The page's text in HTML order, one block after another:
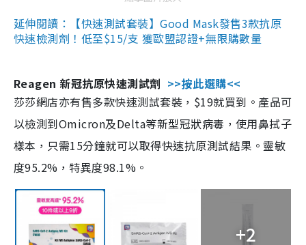
延伸閱讀：【快速測試套裝】Good Mask發售3款抗原
快速檢測劑！低至$15/支 獲歐盟認證+無限購數量
Reagen 新冠抗原快速測試劑 >>按此選購<<
莎莎網店亦有售多款快速測試套裝，$19就買到。產品可
以檢測到Omicron及Delta等新型冠狀病毒，使用鼻拭子
樣本，只需15分鐘就可以取得快速抗原測試結果。靈敏
度95.2%，特異度98.1%。
+2